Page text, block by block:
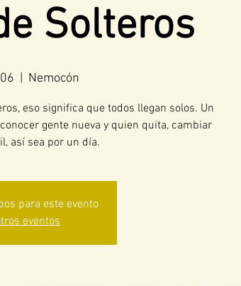
Solteros
Nemocón
eso significa que todos llegan solos. Un
gente nueva y quien quita, cambiar
así sea por un día.
para este evento
eventos